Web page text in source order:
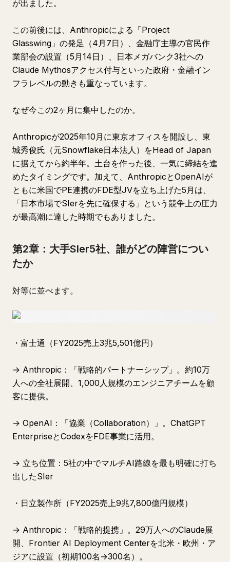
が出ました。
この前後には、Anthropicによる「Project
Glasswing」の発足（4月7日）、金融庁主導の官民作
業部会の設置（5月14日）、日本メガバンク3社への
Claude Mythosアクセス付与といった政府・金融イン
フラレベルの動きも重なっています。
なぜ今この2ヶ月に集中したのか。
Anthropicが2025年10月に東京オフィスを開設し、東
城秀俊氏（元Snowflake日本法人）をHead of Japan
に据えてから約半年。土台を作った後、一気に締結を進
めたタイミングです。加えて、AnthropicとOpenAIが
ともに米国でPE連携のFDE型JVを立ち上げた5月は、
「日本市場でSIerを先に確保する」という競争上の圧力
が最高潮に達した時期でもありました。
第2章：大手SIer5社、誰がどの陣営につい
たか
対等に並べます。
・富士通（FY2025売上3兆5,501億円）
→ Anthropic：「戦略的パートナーシップ」。約10万
人への全社展開、1,000人規模のエンジニアチームを顧
客に提供。
→ OpenAI：「協業（Collaboration）」。ChatGPT
EnterpriseとCodexをFDE事業に活用。
→ 立ち位置：5社の中でマルチAI路線を最も明確に打ち
出したSIer
・日立製作所（FY2025売上9兆7,800億円規模）
→ Anthropic：「戦略的提携」。29万人へのClaude展
開、Frontier AI Deployment Centerを北米・欧州・ア
ジアに設置（初期100名→300名）。